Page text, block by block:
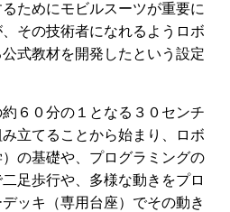
ためにモビルスーツが重要に
その技術者になれるようロボ
式教材を開発したという設定
６０分の１となる３０センチ
立てることから始まり、ロボ
の基礎や、プログラミングの
足歩行や、多様な動きをプロ
ッキ（専用台座）でその動き